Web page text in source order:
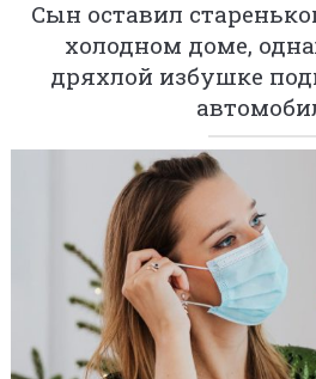
Сын оставил
холодном доме,
дряхлой избушке